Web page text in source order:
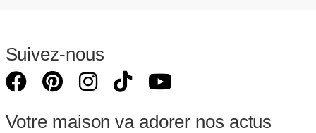
Suivez-nous
Votre maison va adorer nos actus